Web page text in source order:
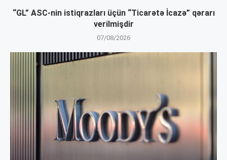
“GL” ASC-nin istiqrazları üçün “Ticarətə İcazə” qərarı
verilmişdir
07/08/2026